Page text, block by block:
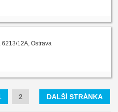
12A, Ostrava
2 DALŠÍ STRÁNKA